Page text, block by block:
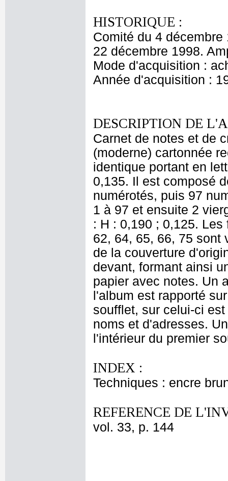
HISTORIQUE :
Comité du 4
22 décembre 1998.
Mode d'acquisition :
Année d'acquisition :
DESCRIPTION DE
Carnet de notes et de
(moderne) cartonnée
identique portant en
0,135. Il est composé
numérotés, puis 97
1 à 97 et ensuite 2
: H : 0,190 ; 0,125.
62, 64, 65, 66, 75 sont
de la couverture
devant, formant ainsi
papier avec notes. Un
l'album est rapporté
soufflet, sur celui-ci
noms et d'adresses.
l'intérieur du premier
INDEX :
Techniques : encre
REFERENCE DE
vol. 33, p. 144